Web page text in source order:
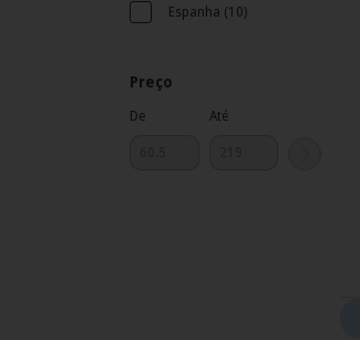
Espanha (10)
Preço
De Até